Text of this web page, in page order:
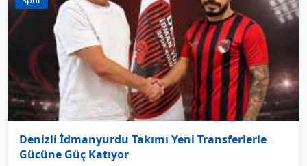
Denizli İdmanyurdu Takımı Yeni Transferlerle
Gücüne Güç Katıyor